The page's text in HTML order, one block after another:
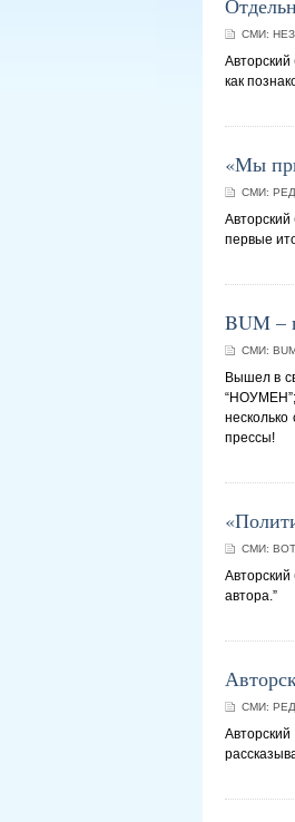
СМИ:
как
«Мы
СМИ:
первые
BUM –
СМИ:
Вышел в
прессы!
СМИ:
автора.”
СМИ: